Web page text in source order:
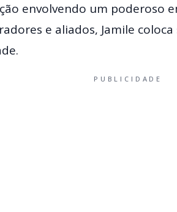
envolvendo um poderoso
e aliados, Jamile
PUBLICIDADE